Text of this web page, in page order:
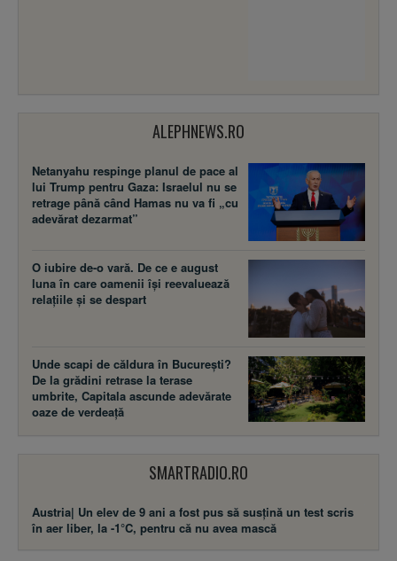
ALEPHNEWS.RO
Netanyahu respinge planul de pace al
lui Trump pentru Gaza: Israelul nu se
retrage până când Hamas nu va fi „cu
adevărat dezarmat”
O iubire de-o vară. De ce e august
luna în care oamenii își reevaluează
relațiile și se despart
Unde scapi de căldura în București?
De la grădini retrase la terase
umbrite, Capitala ascunde adevărate
oaze de verdeață
SMARTRADIO.RO
Austria| Un elev de 9 ani a fost pus să susţină un test scris
în aer liber, la -1°C, pentru că nu avea mască